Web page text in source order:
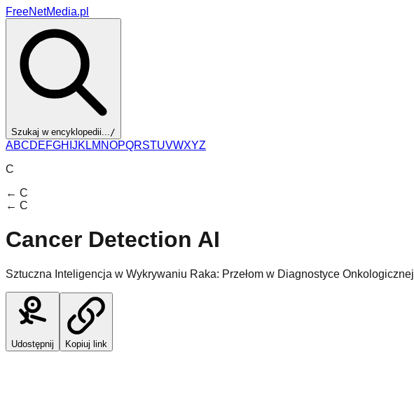
FreeNetMedia.pl
Szukaj w encyklopedii.../
ABCDEFGH JK LM NOPQRSTUVWXYZ
C
← C
← C
Cancer Detection AI
Sztuczna Inteligencja w Wykrywaniu Raka: Przełom w Diagnostyce Onkologicznej
Udostępnij Kopiuj link